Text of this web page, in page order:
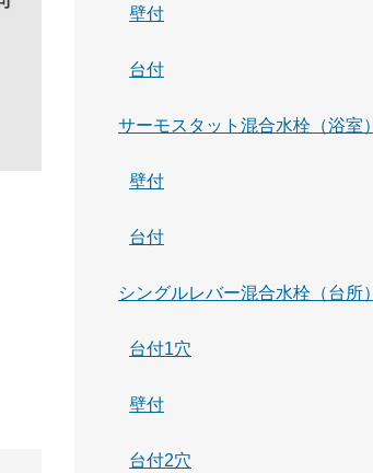
壁付
台付
サーモスタット混合水栓（浴室）
壁付
台付
シングルレバー混合水栓（台所）
台付1穴
壁付
台付2穴